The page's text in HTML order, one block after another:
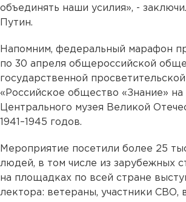
объединять наши усилия», -
Путин.
Напомним, федеральный марафон
по 30 апреля общероссийской
государственной
«Российское общество «Знание»
Центрального музея Великой
1941–1945 годов.
Мероприятие посетили более 25
людей, в том числе из зарубежных
на площадках по всей стране
лектора: ветераны, участники СВО,